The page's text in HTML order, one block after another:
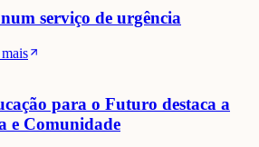
serviço de urgência
para o Futuro destaca a
e Comunidade